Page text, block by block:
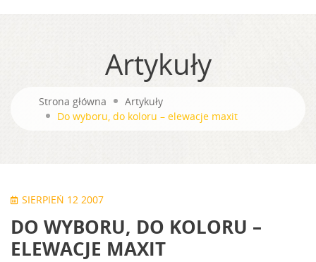
Artykuły
Strona główna
Artykuły
Do wyboru, do koloru – elewacje maxit
SIERPIEŃ 12 2007
DO WYBORU, DO KOLORU –
ELEWACJE MAXIT